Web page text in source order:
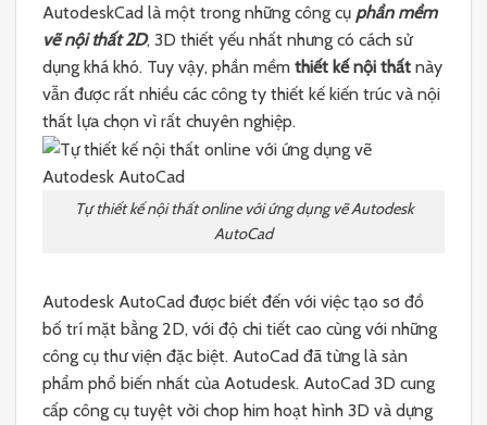
AutodeskCad là một trong những công cụ phần mềm
vẽ nội thất 2D, 3D thiết yếu nhất nhưng có cách sử
dụng khá khó. Tuy vậy, phần mềm thiết kế nội thất này
vẫn được rất nhiều các công ty thiết kế kiến trúc và nội
thất lựa chọn vì rất chuyên nghiệp.
Tự thiết kế nội thất online với ứng dụng vẽ Autodesk
AutoCad
Autodesk AutoCad được biết đến với việc tạo sơ đồ
bố trí mặt bằng 2D, với độ chi tiết cao cùng với những
công cụ thư viện đặc biệt. AutoCad đã từng là sản
phẩm phổ biến nhất của Aotudesk. AutoCad 3D cung
cấp công cụ tuyệt vời chop him hoạt hình 3D và dựng